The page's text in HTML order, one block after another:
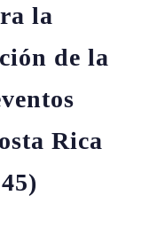
la
de la
Rica